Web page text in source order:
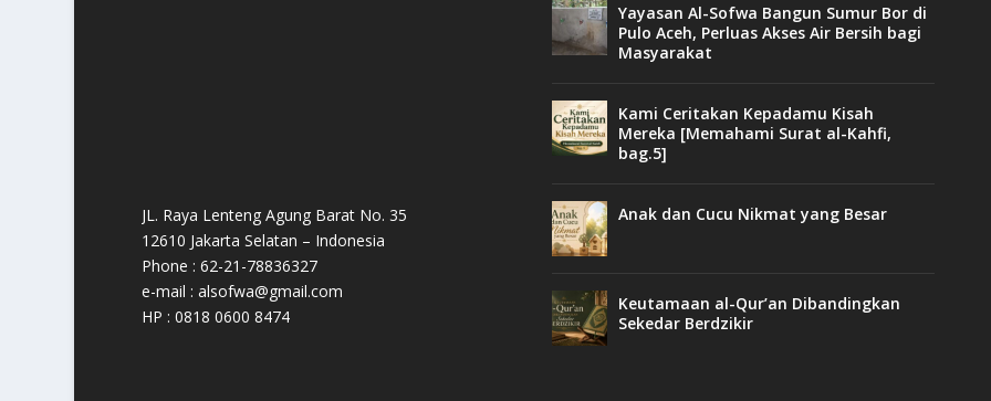
JL. Raya Lenteng Agung Barat No. 35
12610 Jakarta Selatan – Indonesia
Phone : 62-21-78836327
e-mail : alsofwa@gmail.com
HP : 0818 0600 8474
Yayasan Al-Sofwa Bangun Sumur Bor di
Pulo Aceh, Perluas Akses Air Bersih bagi
Masyarakat
Kami Ceritakan Kepadamu Kisah
Mereka [Memahami Surat al-Kahfi,
bag.5]
Anak dan Cucu Nikmat yang Besar
Keutamaan al-Qur’an Dibandingkan
Sekedar Berdzikir